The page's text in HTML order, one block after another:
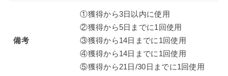
備考
①獲得から3日以内に使用
②獲得から5日までに1回使用
③獲得から14日までに1回使用
④獲得から14日までに1回使用
⑤獲得から21日/30日までに1回使用